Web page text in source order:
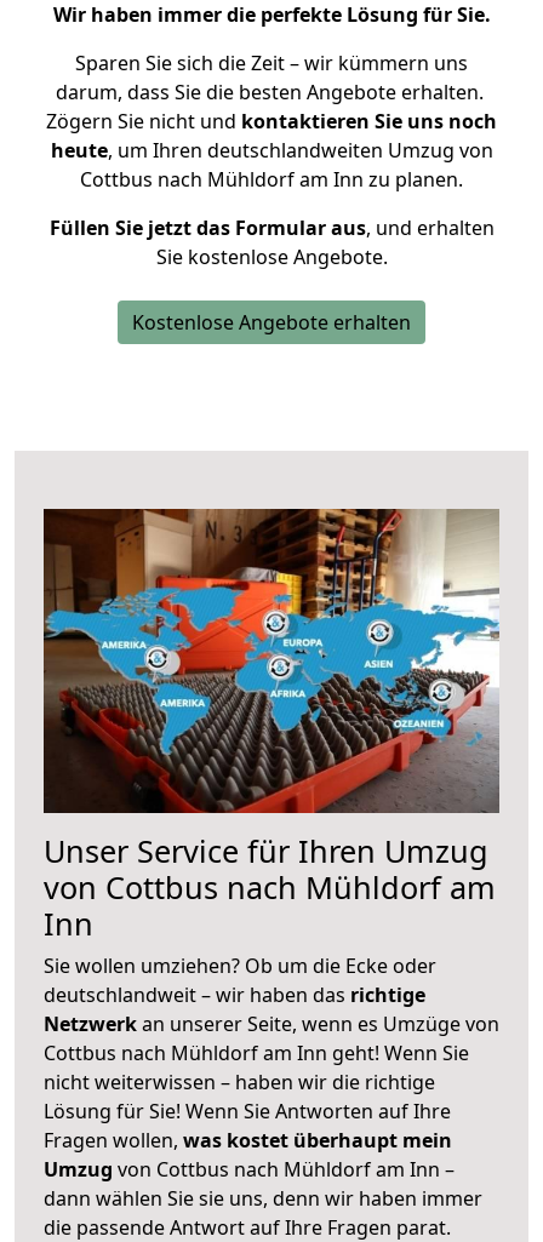
Wir haben immer die perfekte Lösung für Sie.
Sparen Sie sich die Zeit – wir kümmern uns
darum, dass Sie die besten Angebote erhalten.
Zögern Sie nicht und kontaktieren Sie uns noch
heute, um Ihren deutschlandweiten Umzug von
Cottbus nach Mühldorf am Inn zu planen.
Füllen Sie jetzt das Formular aus, und erhalten
Sie kostenlose Angebote.
Kostenlose Angebote erhalten
Unser Service für Ihren Umzug
von Cottbus nach Mühldorf am
Inn
Sie wollen umziehen? Ob um die Ecke oder
deutschlandweit – wir haben das richtige
Netzwerkan unserer Seite, wenn es Umzüge von
Cottbus nach Mühldorf am Inn geht! Wenn Sie
nicht weiterwissen – haben wir die richtige
Lösung für Sie! Wenn Sie Antworten auf Ihre
Fragen wollen, was kostet überhaupt mein
Umzug von Cottbus nach Mühldorf am Inn –
dann wählen Sie sie uns, denn wir haben immer
die passende Antwort auf Ihre Fragen parat.